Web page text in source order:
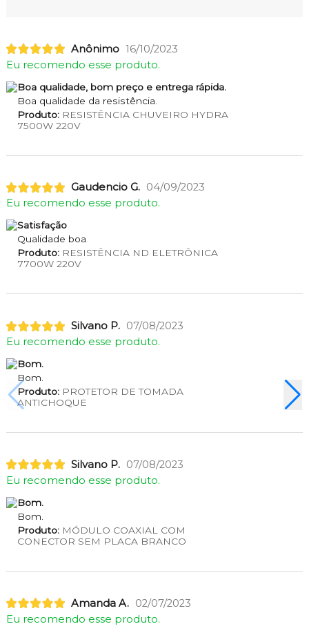
Anônimo 16/10/2023
Eu recomendo esse produto.
Boa qualidade, bom preço e entrega rápida.
Boa qualidade da resistência.
Produto:RESISTÊNCIA CHUVEIRO HYDRA
7500W 220V
Gaudencio G. 04/09/2023
Eu recomendo esse produto.
Satisfação
Qualidade boa
Produto:RESISTÊNCIA ND ELETRÔNICA
7700W 220V
Silvano P. 07/08/2023
Eu recomendo esse produto.
Bom.
Bom.
Produto:PROTETOR DE TOMADA
ANTICHOQUE
Silvano P. 07/08/2023
Eu recomendo esse produto.
Bom.
Bom.
Produto:MÓDULO COAXIAL COM
CONECTOR SEM PLACA BRANCO
Amanda A. 02/07/2023
Eu recomendo esse produto.